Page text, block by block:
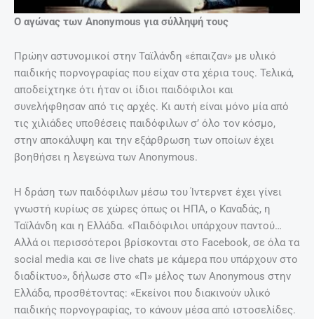
Ο αγώνας των Anonymous για σύλληψή τους
Πρώην αστυνομικοί στην Ταϊλάνδη «έπαιζαν» με υλικό
παιδικής πορνογραφίας που είχαν στα χέρια τους. Τελικά,
αποδείχτηκε ότι ήταν οι ίδιοι παιδόφιλοι και
συνελήφθησαν από τις αρχές. Κι αυτή είναι μόνο μία από
τις χιλιάδες υποθέσεις παιδόφιλων σ’ όλο τον κόσμο,
στην αποκάλυψη και την εξάρθρωση των οποίων έχει
βοηθήσει η λεγεώνα των Anonymous.
Η δράση των παιδόφιλων μέσω του Ίντερνετ έχει γίνει
γνωστή κυρίως σε χώρες όπως οι ΗΠΑ, ο Καναδάς, η
Ταϊλάνδη και η Ελλάδα. «Παιδόφιλοι υπάρχουν παντού…
Αλλά οι περισσότεροι βρίσκονται στο Facebook, σε όλα τα
social media και σε live chats με κάμερα που υπάρχουν στο
διαδίκτυο», δήλωσε στο «Π» μέλος των Anonymous στην
Ελλάδα, προσθέτοντας: «Εκείνοι που διακινούν υλικό
παιδικής πορνογραφίας, το κάνουν μέσα από ιστοσελίδες.